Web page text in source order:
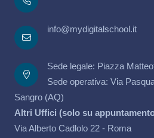
info@mydigitalschool.it
Sede legale: Piazza
Sede operativa: Via
Sangro (AQ)
Altri Uffici (solo su
Via Alberto Cadlolo 22 - Roma